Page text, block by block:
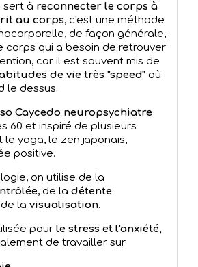
sert à reconnecter le corps à
au corps, c'est une méthode
de façon générale,
corps qui a besoin de retrouver
car il est souvent mis de
de vie très "speed" où
le dessus.
Caycedo neuropsychiatre
60 et inspiré de plusieurs
yoga, le zen japonais,
positive.
on utilise de la
, de la détente
la visualisation.
pour le stress et l'anxiété,
de travailler sur